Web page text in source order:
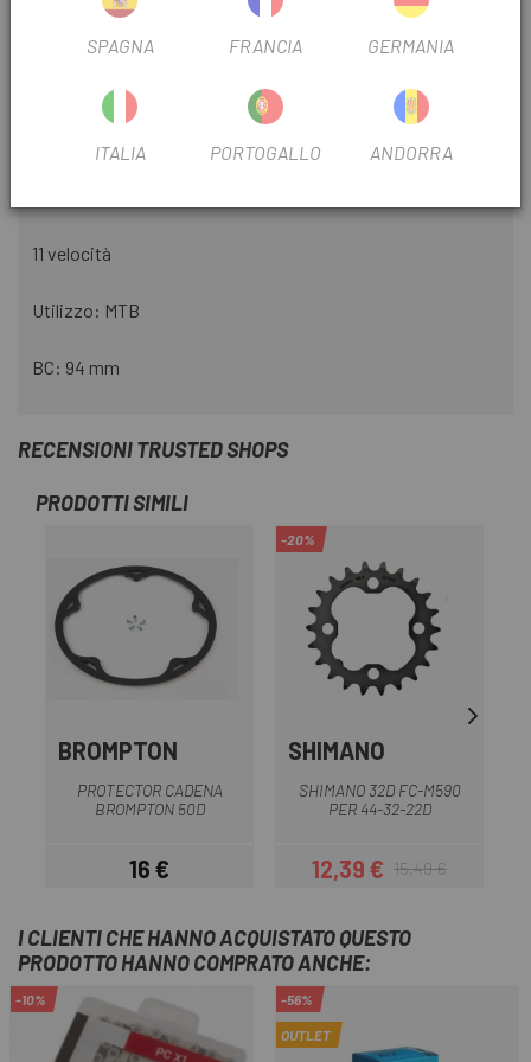
NO. PIGNONI DEL FILTRO 11V
11 velocità
Utilizzo: MTB
BC: 94 mm
RECENSIONI TRUSTED SHOPS
PRODOTTI SIMILI
BROMPTON
PROTECTOR CADENA
BROMPTON 50D
Prezzo
16 €
-20%
SHIMANO
SHIMANO 32D FC-M590
PER 44-32-22D
Prezzo
12,39 €Prezzo base
15,49 €
I CLIENTI CHE HANNO ACQUISTATO QUESTO
PRODOTTO HANNO COMPRATO ANCHE:
-10% -56%
OUTLET
SPAGNA FRANCIA GERMANIA
ITALIA PORTOGALLO ANDORRA